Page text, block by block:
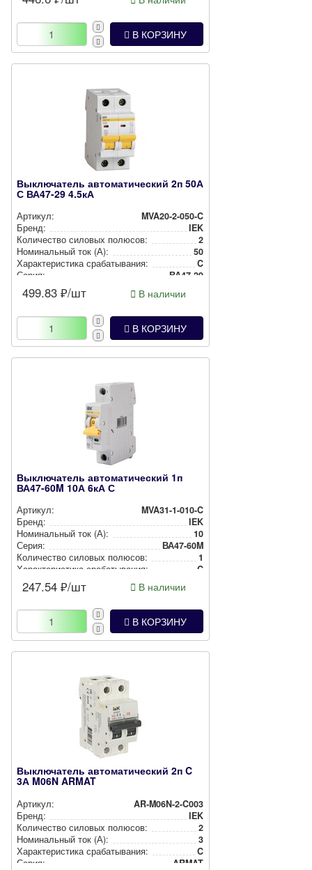
В КОРЗИНУ
Выключатель автоматический 2п 50А
С ВА47-29 4.5кА
Артикул:
MVA20-2-050-C
Бренд:
IEK
Количество силовых полюсов:
2
Номи­наль­ный ток (А):
50
Харак­те­рис­ти­ка сра­ба­ты­ва­ния:
C
Серия:
ВА47-29
499.83 ₽/шт В наличии
В КОРЗИНУ
Выключатель автоматический 1п
ВА47-60M 10А 6кА С
Артикул:
MVA31-1-010-C
Бренд:
IEK
Номи­наль­ный ток (А):
10
Серия:
ВА47-60M
Количество силовых полюсов:
1
Харак­те­рис­ти­ка сра­ба­ты­ва­ния:
C
247.54 ₽/шт В наличии
В КОРЗИНУ
Выключатель автоматический 2п C
3А M06N ARMAT
Артикул:
AR-M06N-2-C003
Бренд:
IEK
Количество силовых полюсов:
2
Номи­наль­ный ток (А):
3
Харак­те­рис­ти­ка сра­ба­ты­ва­ния:
C
Серия:
ARMAT